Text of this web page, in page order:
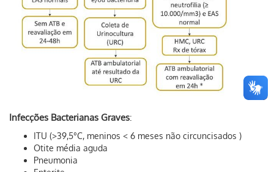
Infecções Bacterianas Graves:
ITU (>39,5°C, meninos < 6 meses não circuncisados )
Otite média aguda
Pneumonia